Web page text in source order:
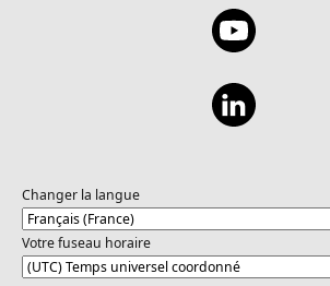
Changer la langue
Votre fuseau horaire